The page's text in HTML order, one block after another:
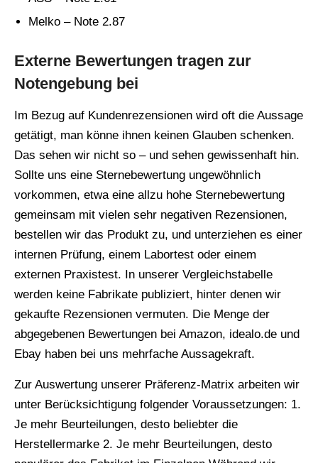
Melko – Note 2.87
Externe Bewertungen tragen zur
Notengebung bei
Im Bezug auf Kundenrezensionen wird oft die Aussage
getätigt, man könne ihnen keinen Glauben schenken.
Das sehen wir nicht so – und sehen gewissenhaft hin.
Sollte uns eine Sternebewertung ungewöhnlich
vorkommen, etwa eine allzu hohe Sternebewertung
gemeinsam mit vielen sehr negativen Rezensionen,
bestellen wir das Produkt zu, und unterziehen es einer
internen Prüfung, einem Labortest oder einem
externen Praxistest. In unserer Vergleichstabelle
werden keine Fabrikate publiziert, hinter denen wir
gekaufte Rezensionen vermuten. Die Menge der
abgegebenen Bewertungen bei Amazon, idealo.de und
Ebay haben bei uns mehrfache Aussagekraft.
Zur Auswertung unserer Präferenz-Matrix arbeiten wir
unter Berücksichtigung folgender Voraussetzungen: 1.
Je mehr Beurteilungen, desto beliebter die
Herstellermarke 2. Je mehr Beurteilungen, desto